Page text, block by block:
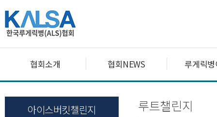
협회소개 협회NEWS 루게릭
아이스버킷챌린지 루트챌린지